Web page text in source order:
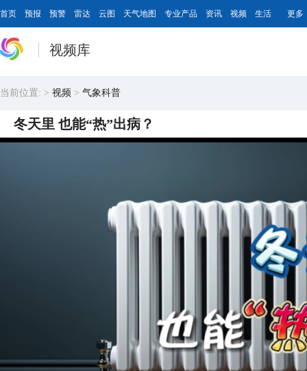
首页 预报 预警 雷达 云图 天气地图 专业产品 资讯 视频 生活 更多
视频库
当前位置: > 视频 > 气象科普
冬天里 也能“热”出病？